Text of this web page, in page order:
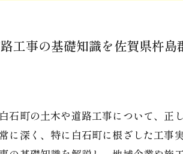
工事の基礎知識を佐賀県杵
石町の土木や道路工事について、正
に深く、特に白石町に根ざした工事